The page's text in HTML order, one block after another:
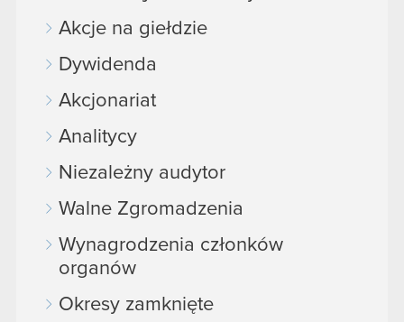
Akcje na giełdzie
Dywidenda
Akcjonariat
Analitycy
Niezależny audytor
Walne Zgromadzenia
Wynagrodzenia członków
organów
Okresy zamknięte